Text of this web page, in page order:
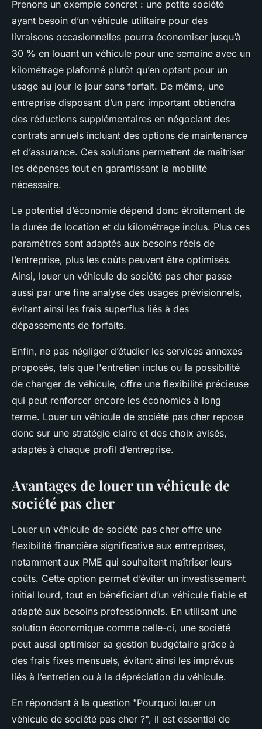
Prenons un exemple concret : une petite société
ayant besoin d’un véhicule utilitaire pour des
livraisons occasionnelles pourra économiser jusqu’à
30 % en louant un véhicule pour une semaine avec un
kilométrage plafonné plutôt qu’en optant pour un
usage au jour le jour sans forfait. De même, une
entreprise disposant d’un parc important obtiendra
des réductions supplémentaires en négociant des
contrats annuels incluant des options de maintenance
et d’assurance. Ces solutions permettent de maîtriser
les dépenses tout en garantissant la mobilité
nécessaire.
Le potentiel d’économie dépend donc étroitement de
la durée de location et du kilométrage inclus. Plus ces
paramètres sont adaptés aux besoins réels de
l’entreprise, plus les coûts peuvent être optimisés.
Ainsi, louer un véhicule de société pas cher passe
aussi par une fine analyse des usages prévisionnels,
évitant ainsi les frais superflus liés à des
dépassements de forfaits.
Enfin, ne pas négliger d’étudier les services annexes
proposés, tels que l'entretien inclus ou la possibilité
de changer de véhicule, offre une flexibilité précieuse
qui peut renforcer encore les économies à long
terme. Louer un véhicule de société pas cher repose
donc sur une stratégie claire et des choix avisés,
adaptés à chaque profil d’entreprise.
Avantages de louer un véhicule de
société pas cher
Louer un véhicule de société pas cher offre une
flexibilité financière significative aux entreprises,
notamment aux PME qui souhaitent maîtriser leurs
coûts. Cette option permet d’éviter un investissement
initial lourd, tout en bénéficiant d’un véhicule fiable et
adapté aux besoins professionnels. En utilisant une
solution économique comme celle-ci, une société
peut aussi optimiser sa gestion budgétaire grâce à
des frais fixes mensuels, évitant ainsi les imprévus
liés à l’entretien ou à la dépréciation du véhicule.
En répondant à la question "Pourquoi louer un
véhicule de société pas cher ?", il est essentiel de